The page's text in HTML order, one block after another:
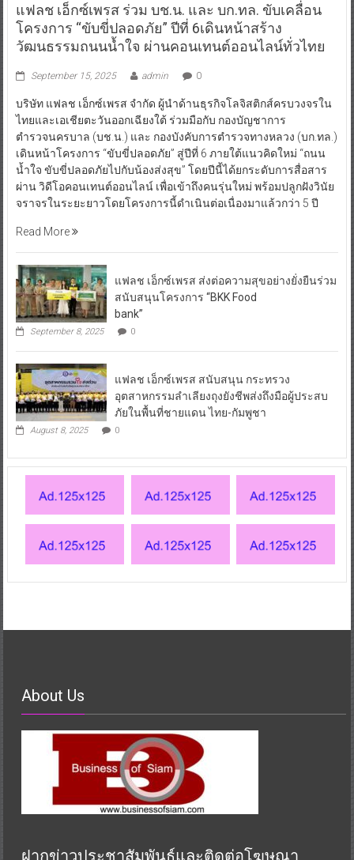
แฟลช เอ็กซ์เพรส ร่วม บช.น. และ บก.ทล. ขับเคลื่อน
โครงการ “ขับขี่ปลอดภัย” ปีที่ 6เดินหน้าสร้าง
วัฒนธรรมถนนน้ำใจ ผ่านคอนเทนต์ออนไลน์ทั่วไทย
September 15, 2025 admin 0
บริษัท แฟลช เอ็กซ์เพรส จำกัด ผู้นำด้านธุรกิจโลจิสติกส์ครบวงจรใน
ไทยและเอเชียตะวันออกเฉียงใต้ ร่วมมือกับ กองบัญชาการ
ตำรวจนครบาล (บช.น.) และ กองบังคับการตำรวจทางหลวง (บก.ทล.)
เดินหน้าโครงการ “ขับขี่ปลอดภัย” สู่ปีที่ 6 ภายใต้แนวคิดใหม่ “ถนน
น้ำใจ ขับขี่ปลอดภัยไปกับน้องส่งสุข” โดยปีนี้ได้ยกระดับการสื่อสาร
ผ่าน วิดีโอคอนเทนต์ออนไลน์ เพื่อเข้าถึงคนรุ่นใหม่ พร้อมปลูกฝังวินัย
จราจรในระยะยาวโดยโครงการนี้ดำเนินต่อเนื่องมาแล้วกว่า 5 ปี
Read More
แฟลช เอ็กซ์เพรส ส่งต่อความสุขอย่างยั่งยืนร่วม
สนับสนุนโครงการ “BKK Food
bank”
September 8, 2025 0
แฟลช เอ็กซ์เพรส สนับสนุน กระทรวง
อุตสาหกรรมลำเลียงถุงยังชีพส่งถึงมือผู้ประสบ
ภัยในพื้นที่ชายแดน ไทย-กัมพูชา
August 8, 2025 0
About Us
ฝากข่าวประชาสัมพันธ์และติดต่อโฆษณา